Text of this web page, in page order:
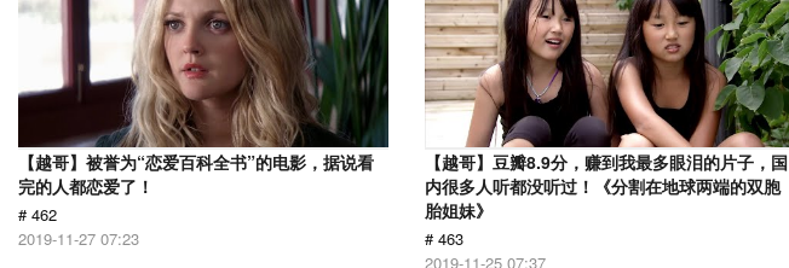
【越哥】被誉为“恋爱百科全书”的电影，据说看
完的人都恋爱了！
# 462
2019-11-27 07:23
【越哥】豆瓣8.9分，赚到我最多眼泪的片子，国
内很多人听都没听过！《分割在地球两端的双胞
胎姐妹》
# 463
2019-11-25 07:37